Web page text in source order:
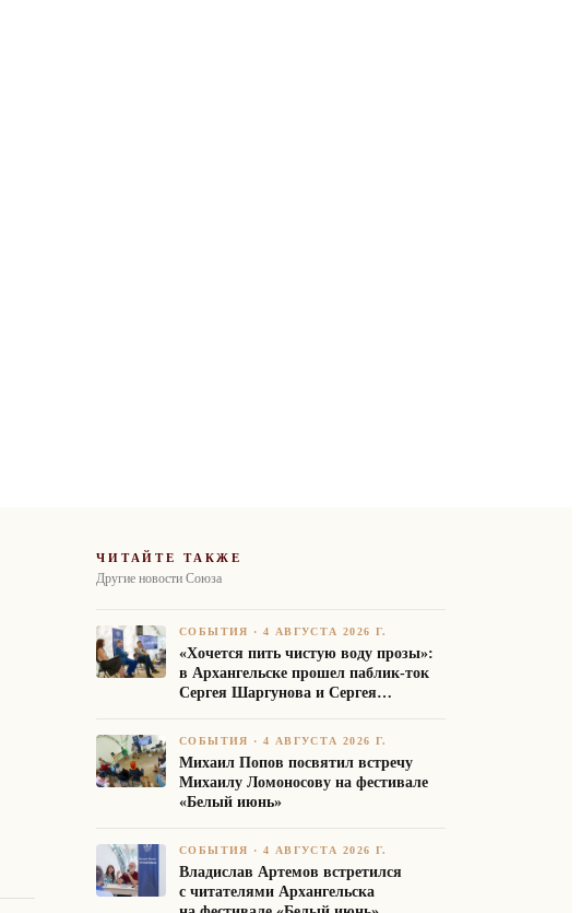
ЧИТАЙТЕ ТАКЖЕ
Другие новости Союза
СОБЫТИЯ ·4 АВГУСТА 2026 Г.
«Хочется пить чистую воду прозы»:
в Архангельске прошел паблик-ток
Сергея Шаргунова и Сергея
СОБЫТИЯ ·4 АВГУСТА 2026 Г.
Михаил Попов посвятил встречу
Михаилу Ломоносову на фестивале
«Белый июнь»
СОБЫТИЯ ·4 АВГУСТА 2026 Г.
Владислав Артемов встретился
с читателями Архангельска